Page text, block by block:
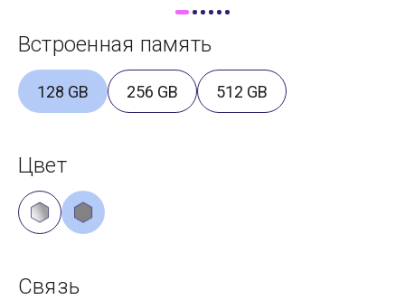
Встроенная память
128 GB 256 GB 512 GB
Цвет
Связь